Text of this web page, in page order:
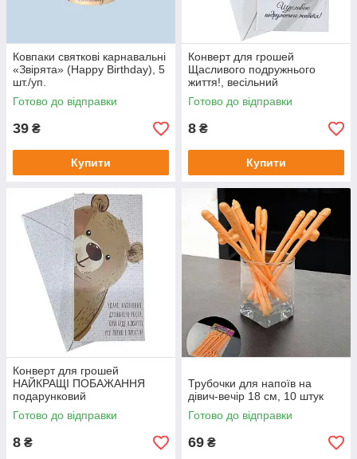
Ковпаки святкові карнавальні
«Звірята» (Happy Birthday), 5
шт./уп.
Готово до відправки
39 ₴
Купити
Конверт для грошей
Щасливого подружнього
життя!, весільний
подарунковий
Готово до відправки
8 ₴
Купити
Конверт для грошей
НАЙКРАЩІ ПОБАЖАННЯ
подарунковий
Готово до відправки
8 ₴
Трубочки для напоїв на
дівич-вечір 18 см, 10 штук
Готово до відправки
69 ₴